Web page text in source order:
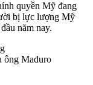
quyền Mỹ đang
bị lực lượng Mỹ
năm nay.
ông Maduro